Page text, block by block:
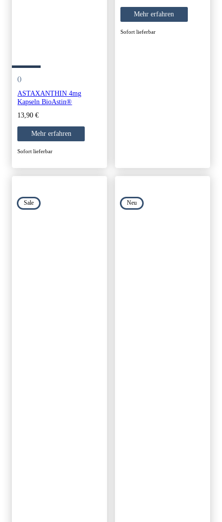
()
ASTAXANTHIN 4mg
Kapseln BioAstin®
13,90€
Mehr erfahren
Sofort lieferbar
was:
53,23 €.
is:
45,25 €.
Mehr erfahren
Sofort lieferbar
Sale Neu